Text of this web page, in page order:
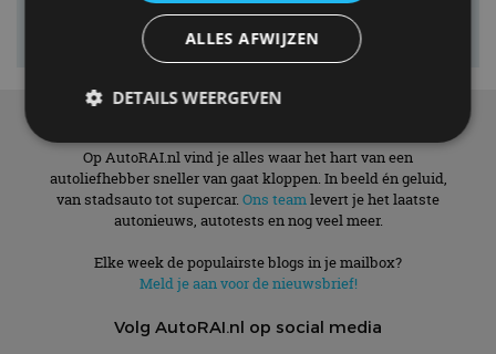
Op AutoRAI.nl vind je alles waar het hart van een
autoliefhebber sneller van gaat kloppen. In beeld én geluid,
van stadsauto tot supercar. Ons team levert je het laatste
autonieuws, autotests en nog veel meer.
Elke week de populairste blogs in je mailbox?
Meld je aan voor de nieuwsbrief!
Volg AutoRAI.nl op social media
ALLES AFWIJZEN
DETAILS WEERGEVEN
Strikt noodzakelijk Prestatie
Targeting
Functioneel
Niet-geclassificeerd
Strikt noodzakelijke cookies maken de
kernfunctionaliteiten van de website mogelijk, zoals
gebruikersaanmelding en accountbeheer. De
strikt noodzakelijke cookies.